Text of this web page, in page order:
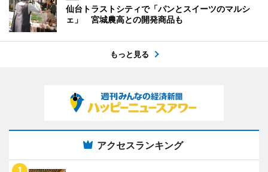
仙台トラストシティで「パンとスイーツのマルシ
ェ」 宮城農高との開発商品も
もっと見る
アクセスランキング